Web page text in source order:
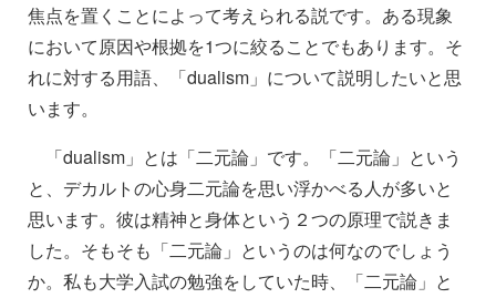
焦点を置くことによって考えられる説です。ある現象
において原因や根拠を1つに絞ることでもあります。そ
れに対する用語、「dualism」について説明したいと思
います。
「dualism」とは「二元論」です。「二元論」という
と、デカルトの心身二元論を思い浮かべる人が多いと
思います。彼は精神と身体という２つの原理で説きま
した。そもそも「二元論」というのは何なのでしょう
か。私も大学入試の勉強をしていた時、「二元論」と